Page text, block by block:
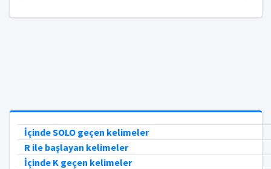
İçinde SOLO geçen kelimeler
R ile başlayan kelimeler
İçinde K geçen kelimeler